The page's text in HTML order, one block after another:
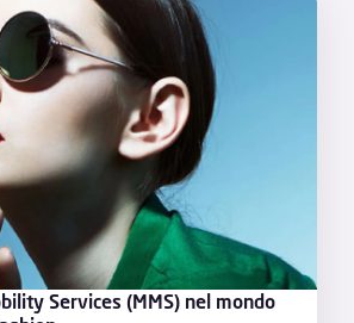
Services (MMS) nel mondo